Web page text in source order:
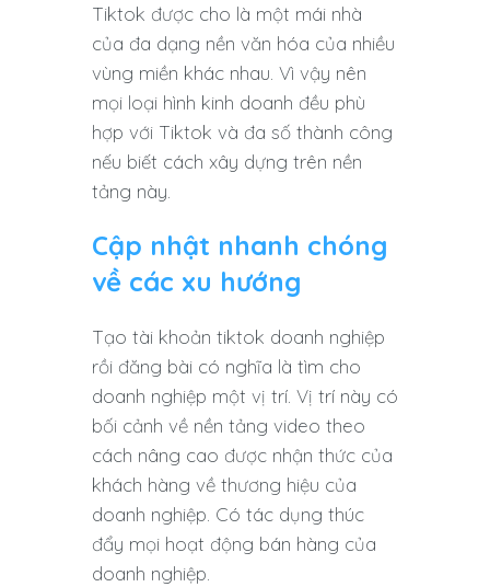
Tiktok được cho là một mái nhà
của đa dạng nền văn hóa của nhiều
vùng miền khác nhau. Vì vậy nên
mọi loại hình kinh doanh đều phù
hợp với Tiktok và đa số thành công
nếu biết cách xây dựng trên nền
tảng này.
Cập nhật nhanh chóng
về các xu hướng
Tạo tài khoản tiktok doanh nghiệp
rồi đăng bài có nghĩa là tìm cho
doanh nghiệp một vị trí. Vị trí này có
bối cảnh về nền tảng video theo
cách nâng cao được nhận thức của
khách hàng về thương hiệu của
doanh nghiệp. Có tác dụng thúc
đẩy mọi hoạt động bán hàng của
doanh nghiệp.